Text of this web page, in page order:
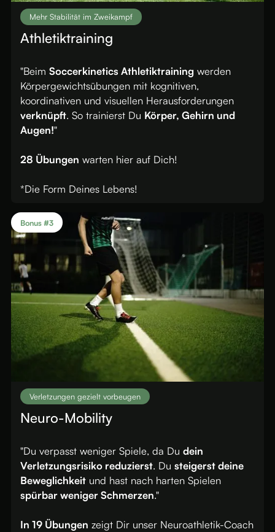
Mehr Stabilität im Zweikampf
Athletiktraining
"BeimSoccerkinetics Athletiktraining werden
Körpergewichtsübungen mit kognitiven,
koordinativen und visuellen Herausforderungen
verknüpft. So trainierst Du Körper, Gehirn und
Augen!"
28 Übungen warten hier auf Dich!
*Die Form Deines Lebens!
Bonus #3
Verletzungen gezielt vorbeugen
Neuro-Mobility
"Du verpasst weniger Spiele, da Dudein
Verletzungsrisiko reduzierst. Dusteigerst deine
Beweglichkeit und hast nach harten Spielen
spürbar weniger Schmerzen."
In 19 Übungen zeigt Dir unser Neuroathletik-Coach